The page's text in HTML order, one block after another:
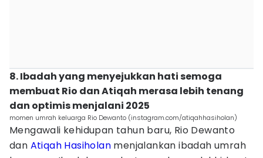
8. Ibadah yang menyejukkan hati semoga
membuat Rio dan Atiqah merasa lebih tenang
dan optimis menjalani 2025
momen umrah keluarga Rio Dewanto (instagram.com/atiqahhasiholan)
Mengawali kehidupan tahun baru, Rio Dewanto
dan Atiqah Hasiholan menjalankan ibadah umrah